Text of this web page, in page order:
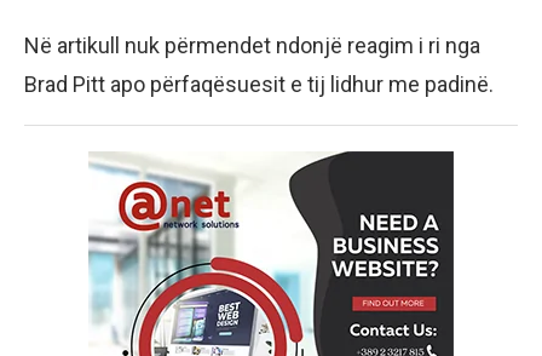
Në artikull nuk përmendet ndonjë reagim i ri nga
Brad Pitt apo përfaqësuesit e tij lidhur me padinë.